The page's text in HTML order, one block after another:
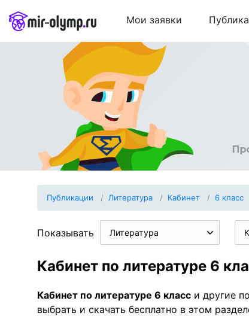
Мои заявки
Публикации Литература Кабинет 6 класс
Показывать Литература
Кабинет по литературе 6
Кабинет по литературе 6 класс и другие
выбрать и скачать бесплатно в этом